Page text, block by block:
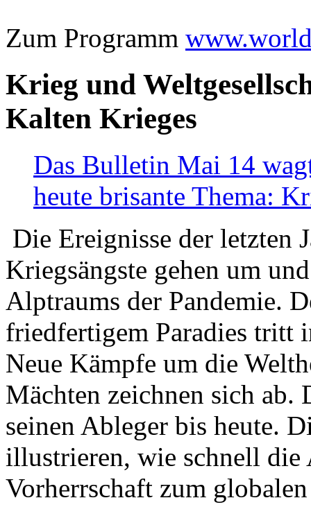
Zum Programm
Krieg und
Kalten Krieges
Das Bulletin Mai 14
heute brisante Thema:
Die Ereignisse der letzten
Kriegsängste gehen um
Alptraums der Pandemie.
friedfertigem Paradies tritt
Neue Kämpfe um die
Mächten zeichnen sich
seinen Ableger bis heute.
illustrieren, wie schnell die
Vorherrschaft zum